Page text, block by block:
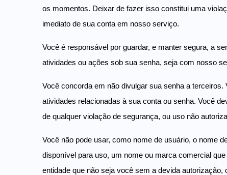
os momentos. Deixar de fazer isso constitui uma
imediato de sua conta em nosso serviço.
Você é responsável por guardar, e manter segura, a
atividades ou ações sob sua senha, seja com nosso
Você concorda em não divulgar sua senha a
atividades relacionadas à sua conta ou senha. Você
de qualquer violação de segurança, ou uso não
Você não pode usar, como nome de usuário, o nome
disponível para uso, um nome ou marca comercial
entidade que não seja você sem a devida